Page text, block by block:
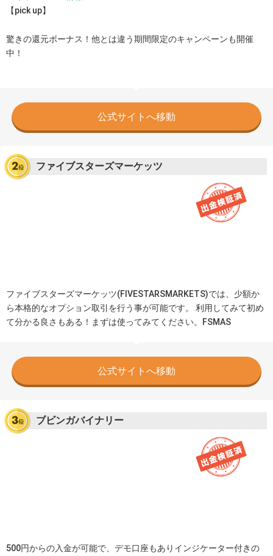
【pick up】
驚きの還元ボーナス！他とは違う期間限定のキャンペーンも開催
中！
公式サイトへ移動
ファイブスターズマーケッツ
ファイブスターズマーケッツ(FIVESTARSMARKETS)では、少額か
ら本格的なオプション取引を行う事が可能です。 利用してみて初め
て分かる良さもある！まずは使ってみてください。FSMAS
公式サイトへ移動
ブビンガバイナリー
500円からの入金が可能で、デモ口座もありインジケーター付きの